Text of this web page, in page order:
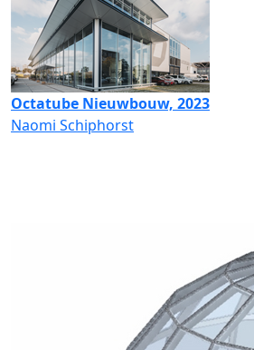
Octatube Nieuwbouw, 2023
Naomi Schiphorst